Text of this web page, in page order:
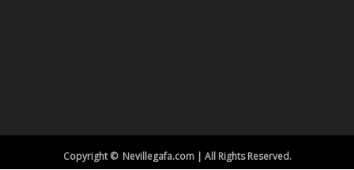
Copyright © Nevillegafa.com | All Rights Reserved.